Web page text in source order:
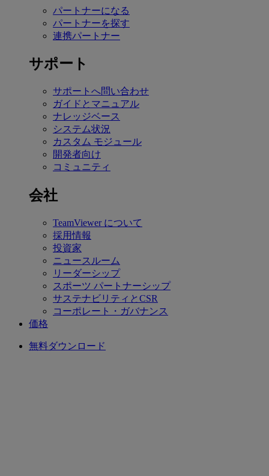
パートナーになる
パートナーを探す
連携パートナー
サポート
サポートへ問い合わせ
ガイドとマニュアル
ナレッジベース
システム状況
カスタム モジュール
開発者向け
コミュニティ
会社
TeamViewer について
採用情報
投資家
ニュースルーム
リーダーシップ
スポーツ パートナーシップ
サステナビリティとCSR
コーポレート・ガバナンス
価格
無料ダウンロード